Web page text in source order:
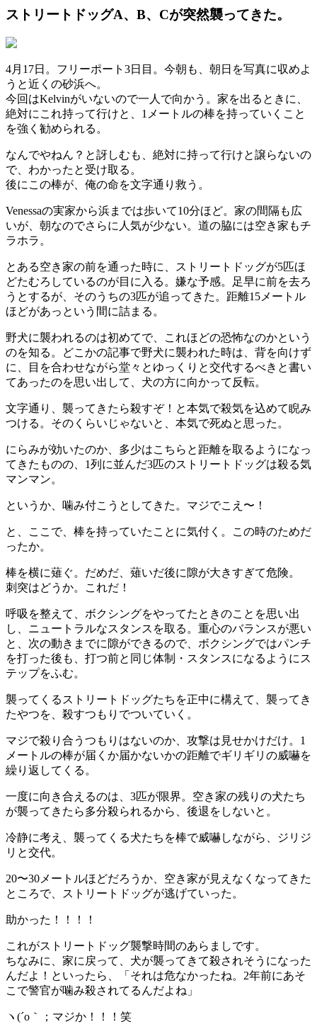
ストリートドッグA、B、Cが突然襲ってきた。
4月17日。フリーポート3日目。今朝も、朝日を写真に収めよ
うと近くの砂浜へ。
今回はKelvinがいないので一人で向かう。家を出るときに、
絶対にこれ持って行けと、1メートルの棒を持っていくこと
を強く勧められる。
なんでやねん？と訝しむも、絶対に持って行けと譲らないの
で、わかったと受け取る。
後にこの棒が、俺の命を文字通り救う。
Venessaの実家から浜までは歩いて10分ほど。家の間隔も広
いが、朝なのでさらに人気が少ない。道の脇には空き家もチ
ラホラ。
とある空き家の前を通った時に、ストリートドッグが5匹ほ
どたむろしているのが目に入る。嫌な予感。足早に前を去ろ
うとするが、そのうちの3匹が追ってきた。距離15メートル
ほどがあっという間に詰まる。
野犬に襲われるのは初めてで、これほどの恐怖なのかという
のを知る。どこかの記事で野犬に襲われた時は、背を向けず
に、目を合わせながら堂々とゆっくりと交代するべきと書い
てあったのを思い出して、犬の方に向かって反転。
文字通り、襲ってきたら殺すぞ！と本気で殺気を込めて睨み
つける。そのくらいじゃないと、本気で死ぬと思った。
にらみが効いたのか、多少はこちらと距離を取るようになっ
てきたものの、1列に並んだ3匹のストリートドッグは殺る気
マンマン。
というか、噛み付こうとしてきた。マジでこえ〜！
と、ここで、棒を持っていたことに気付く。この時のためだ
ったか。
棒を横に薙ぐ。だめだ、薙いだ後に隙が大きすぎて危険。
刺突はどうか。これだ！
呼吸を整えて、ボクシングをやってたときのことを思い出
し、ニュートラルなスタンスを取る。重心のバランスが悪い
と、次の動きまでに隙ができるので、ボクシングではパンチ
を打った後も、打つ前と同じ体制・スタンスになるようにス
テップをふむ。
襲ってくるストリートドッグたちを正中に構えて、襲ってき
たやつを、殺すつもりでついていく。
マジで殺り合うつもりはないのか、攻撃は見せかけだけ。1
メートルの棒が届くか届かないかの距離でギリギリの威嚇を
繰り返してくる。
一度に向き合えるのは、3匹が限界。空き家の残りの犬たち
が襲ってきたら多分殺られるから、後退をしないと。
冷静に考え、襲ってくる犬たちを棒で威嚇しながら、ジリジ
リと交代。
20〜30メートルほどだろうか、空き家が見えなくなってきた
ところで、ストリートドッグが逃げていった。
助かった！！！！
これがストリートドッグ襲撃時間のあらましです。
ちなみに、家に戻って、犬が襲ってきて殺されそうになった
んだよ！といったら、「それは危なかったね。2年前にあそ
こで警官が噛み殺されてるんだよね」
ヽ(´o｀；マジか！！！笑